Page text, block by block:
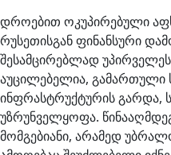
დროებით ოკუპირებული
რუსეთისგან ფინანსური
შესამცირებლად
აუცილებელია, გამართული
ინფრასტრუქტურის გარდა,
უზრუნველყოფა.
მომგებიანი, არამედ